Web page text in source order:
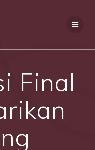
Final